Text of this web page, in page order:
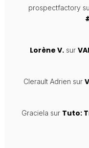
prospectfactory
Lorène V. sur
Clerault Adrien sur
Graciela sur Tuto: